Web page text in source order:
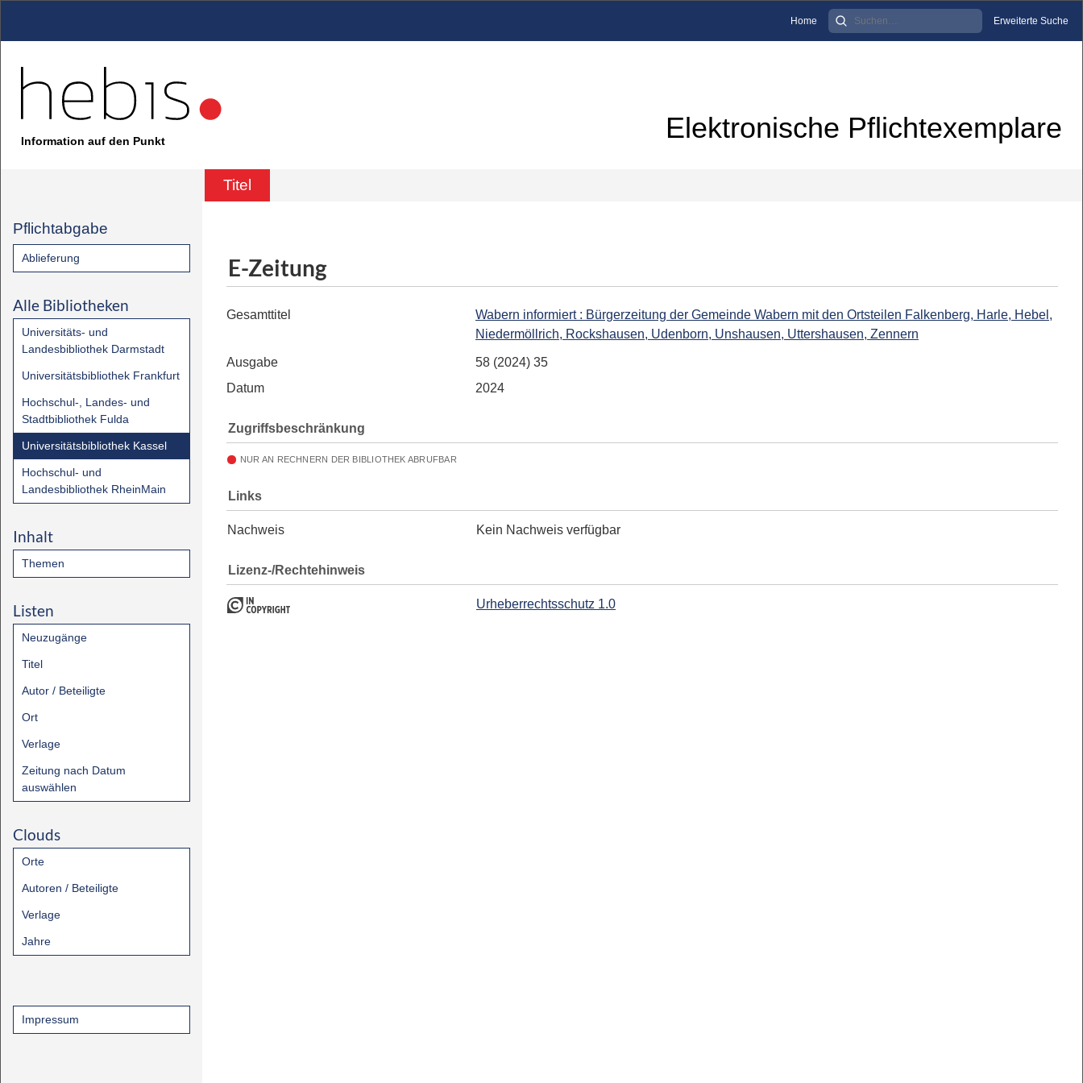
Home Erweiterte Suche
Information auf den Punkt Elektronische Pflichtexemplare
Titel
Pflichtabgabe
Ablieferung
Alle Bibliotheken
Universitäts- und
Landesbibliothek Darmstadt
Universitätsbibliothek Frankfurt
Hochschul-, Landes- und
Stadtbibliothek Fulda
Universitätsbibliothek Kassel
Hochschul- und
Landesbibliothek RheinMain
Inhalt
Themen
Listen
Neuzugänge
Titel
Autor / Beteiligte
Ort
Verlage
Zeitung nach Datum
auswählen
Clouds
Orte
Autoren / Beteiligte
Verlage
Jahre
Impressum
E-Zeitung
Gesamttitel
Wabern informiert : Bürgerzeitung der Gemeinde Wabern mit den Ortsteilen Falkenberg, Harle, Hebel,
Niedermöllrich, Rockshausen, Udenborn, Unshausen, Uttershausen, Zennern
Ausgabe
58 (2024) 35
Datum
2024
Zugriffsbeschränkung
NUR AN RECHNERN DER BIBLIOTHEK ABRUFBAR
Links
Nachweis Kein Nachweis verfügbar
Lizenz-/Rechtehinweis
Urheberrechtsschutz 1.0